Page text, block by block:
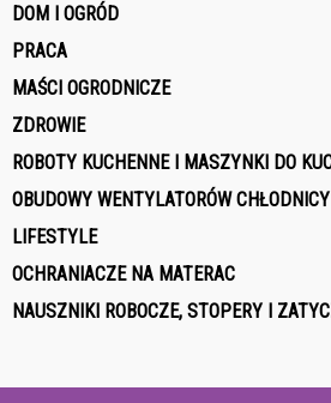
DOM I OGRÓD
PRACA
MAŚCI OGRODNICZE
ZDROWIE
ROBOTY KUCHENNE I MASZYNKI DO
OBUDOWY WENTYLATORÓW CHŁODNICY
LIFESTYLE
OCHRANIACZE NA MATERAC
NAUSZNIKI ROBOCZE, STOPERY I